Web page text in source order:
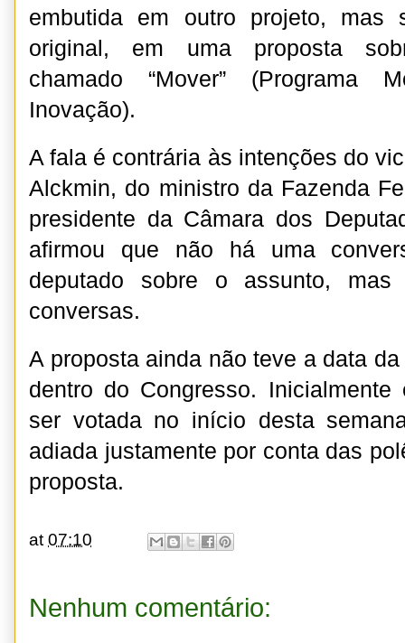
embutida em outro projeto, mas
original, em uma proposta
chamado “Mover” (Programa
Inovação).
A fala é contrária às intenções do
Alckmin, do ministro da Fazenda
presidente da Câmara dos
afirmou que não há uma
deputado sobre o assunto,
conversas.
A proposta ainda não teve a data
dentro do Congresso. Inicialmente
ser votada no início desta
adiada justamente por conta das
proposta.
at07:10
Nenhum comentário: